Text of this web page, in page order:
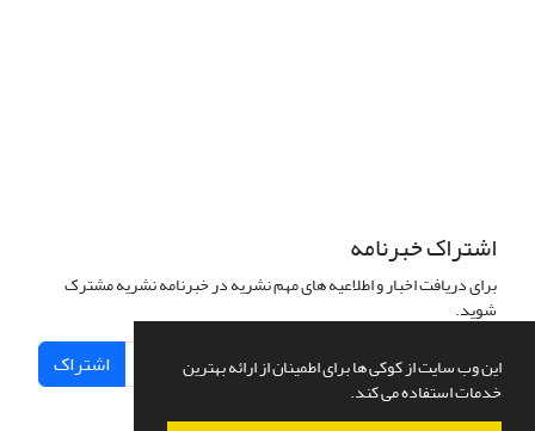
این وب سایت از کوکی ها برای اطمینان از ارائه بهترین
خدمات استفاده می کند.
اشتراک خبرنامه
برای دریافت اخبار و اطلاعیه های مهم نشریه در خبرنامه نشریه مشترک
شوید.
اشتراک